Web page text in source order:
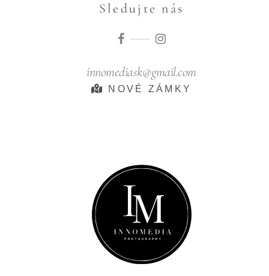
Sledujte nás
innomediask@gmail.com
NOVÉ ZÁMKY